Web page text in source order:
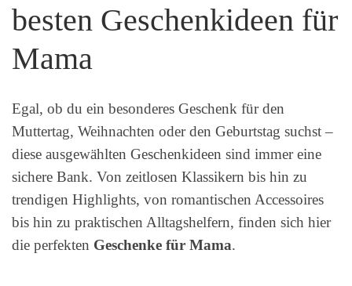
besten Geschenkideen für
Mama
Egal, ob du ein besonderes Geschenk für den
Muttertag, Weihnachten oder den Geburtstag suchst –
diese ausgewählten Geschenkideen sind immer eine
sichere Bank. Von zeitlosen Klassikern bis hin zu
trendigen Highlights, von romantischen Accessoires
bis hin zu praktischen Alltagshelfern, finden sich hier
die perfekten Geschenke für Mama.